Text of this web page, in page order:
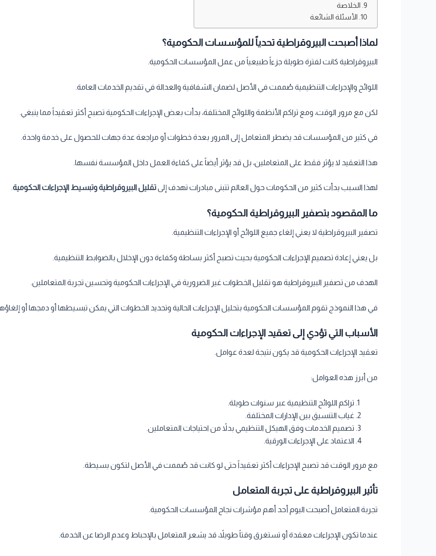
الخلاصة
الأسئلة الشائعة
لماذا أصبحت البيروقراطية تحدياً للمؤسسات الحكومية؟
البيروقراطية كانت لفترة طويلة جزءاً طبيعياً من عمل المؤسسات الحكومية.
اللوائح والإجراءات التنظيمية صُممت في الأصل لضمان الشفافية والعدالة في تقديم الخدمات العامة.
لكن مع مرور الوقت، ومع تراكم الأنظمة واللوائح المختلفة، بدأت بعض الإجراءات الحكومية تصبح أكثر تعقيداً مما ينبغي.
في كثير من المؤسسات قد يضطر المتعامل إلى المرور بعدة خطوات أو مراجعة عدة جهات للحصول على خدمة واحدة.
هذا التعقيد لا يؤثر فقط على المتعاملين، بل قد يؤثر أيضاً على كفاءة العمل داخل المؤسسة نفسها.
لهذا السبب بدأت كثير من الحكومات حول العالم تتبنى مبادرات تهدف إلىتقليل البيروقراطية وتبسيط الإجراءات الحكومية.
ما المقصود بتصفير البيروقراطية الحكومية؟
تصفير البيروقراطية لا يعني إلغاء جميع اللوائح أو الإجراءات التنظيمية.
بل يعني إعادة تصميم الإجراءات الحكومية بحيث تصبح أكثر بساطة وكفاءة دون الإخلال بالضوابط التنظيمية.
الهدف من تصفير البيروقراطية هو تقليل الخطوات غير الضرورية في الإجراءات الحكومية وتحسين تجربة المتعاملين.
في هذا النموذج تقوم المؤسسات الحكومية بتحليل الإجراءات الحالية وتحديد الخطوات التي يمكن تبسيطها أو دمجها أو
الأسباب التي تؤدي إلى تعقيد الإجراءات الحكومية
تعقيد الإجراءات الحكومية قد يكون نتيجة لعدة عوامل.
من أبرز هذه العوامل:
تراكم اللوائح التنظيمية عبر سنوات طويلة.
غياب التنسيق بين الإدارات المختلفة.
تصميم الخدمات وفق الهيكل التنظيمي بدلاً من احتياجات المتعاملين.
الاعتماد على الإجراءات الورقية.
مع مرور الوقت قد تصبح الإجراءات أكثر تعقيداً حتى لو كانت قد صُممت في الأصل لتكون بسيطة.
تأثير البيروقراطية على تجربة المتعامل
تجربة المتعامل أصبحت اليوم أحد أهم مؤشرات نجاح المؤسسات الحكومية.
عندما تكون الإجراءات معقدة أو تستغرق وقتاً طويلاً، قد يشعر المتعامل بالإحباط وعدم الرضا عن الخدمة.